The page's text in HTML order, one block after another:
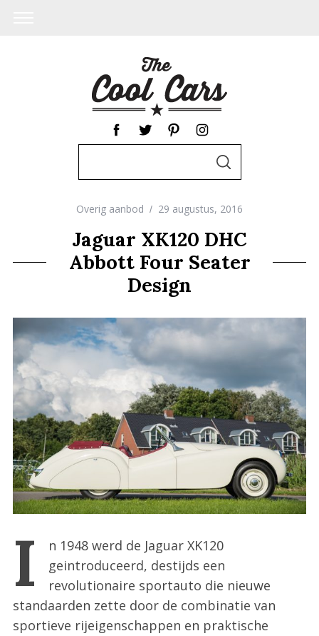
r
c
h
f
r
:
S
E
C
H
Overig aanbod 29 augustus, 2016
Jaguar XK120 DHC
Abbott Four Seater
Design
I
n 1948 werd de Jaguar XK120
geintroduceerd, destijds een
revolutionaire sportauto die nieuwe
standaarden zette door de combinatie van
sportieve rijeigenschappen en praktische